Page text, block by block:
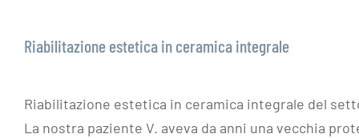
Riabilitazione estetica in ceramica integrale
Riabilitazione estetica in ceramica integrale del
La nostra paziente V. aveva da anni una vecchia